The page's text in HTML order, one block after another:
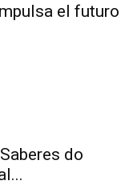
el futuro
do